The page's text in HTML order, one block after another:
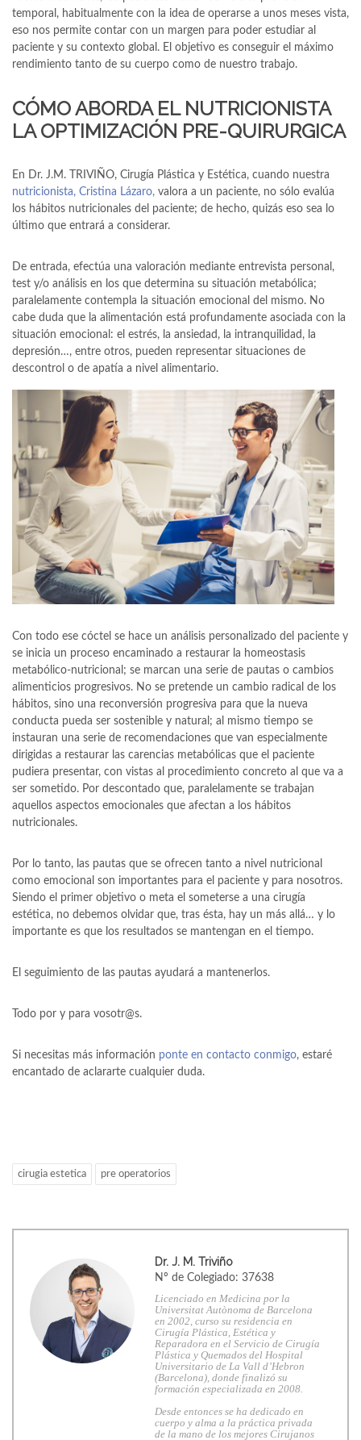
temporal, habitualmente con la idea de operarse a unos meses vista,
eso nos permite contar con un margen para poder estudiar al
paciente y su contexto global. El objetivo es conseguir el máximo
rendimiento tanto de su cuerpo como de nuestro trabajo.
CÓMO ABORDA EL NUTRICIONISTA
LA OPTIMIZACIÓN PRE-QUIRURGICA
En Dr. J.M. TRIVIÑO, Cirugía Plástica y Estética, cuando nuestra
nutricionista, Cristina Lázaro, valora a un paciente, no sólo evalúa
los hábitos nutricionales del paciente; de hecho, quizás eso sea lo
último que entrará a considerar.
De entrada, efectúa una valoración mediante entrevista personal,
test y/o análisis en los que determina su situación metabólica;
paralelamente contempla la situación emocional del mismo. No
cabe duda que la alimentación está profundamente asociada con la
situación emocional: el estrés, la ansiedad, la intranquilidad, la
depresión…, entre otros, pueden representar situaciones de
descontrol o de apatía a nivel alimentario.
Con todo ese cóctel se hace un análisis personalizado del paciente y
se inicia un proceso encaminado a restaurar la homeostasis
metabólico-nutricional; se marcan una serie de pautas o cambios
alimenticios progresivos. No se pretende un cambio radical de los
hábitos, sino una reconversión progresiva para que la nueva
conducta pueda ser sostenible y natural; al mismo tiempo se
instauran una serie de recomendaciones que van especialmente
dirigidas a restaurar las carencias metabólicas que el paciente
pudiera presentar, con vistas al procedimiento concreto al que va a
ser sometido. Por descontado que, paralelamente se trabajan
aquellos aspectos emocionales que afectan a los hábitos
nutricionales.
Por lo tanto, las pautas que se ofrecen tanto a nivel nutricional
como emocional son importantes para el paciente y para nosotros.
Siendo el primer objetivo o meta el someterse a una cirugía
estética, no debemos olvidar que, tras ésta, hay un más allá… y lo
importante es que los resultados se mantengan en el tiempo.
El seguimiento de las pautas ayudará a mantenerlos.
Todo por y para vosotr@s.
Si necesitas más información ponte en contacto conmigo, estaré
encantado de aclararte cualquier duda.
cirugia estetica pre operatorios
Dr. J. M. Triviño
Nº de Colegiado: 37638
Licenciado en Medicina por la
Universitat Autònoma de Barcelona
en 2002, curso su residencia en
Cirugía Plástica, Estética y
Reparadora en el Servicio de Cirugía
Plástica y Quemados del Hospital
Universitario de La Vall d’Hebron
(Barcelona), donde finalizó su
formación especializada en 2008.
Desde entonces se ha dedicado en
cuerpo y alma a la práctica privada
de la mano de los mejores Cirujanos